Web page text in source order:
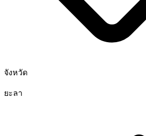
จังหวัด
ยะลา